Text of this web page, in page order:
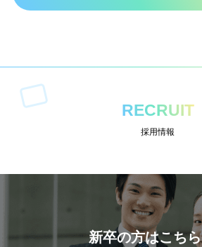
RECRUIT
採用情報
新卒の方はこちら